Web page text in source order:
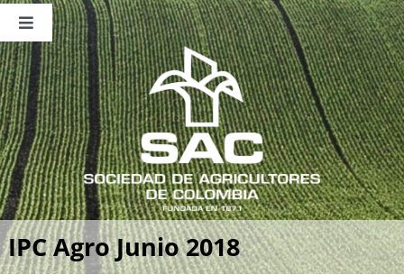
Saltar
contenido
Toggle
Navigation
Nosotros
Publicaciones
Sala de Prensa
Eventos
IPC Agro Junio 2018